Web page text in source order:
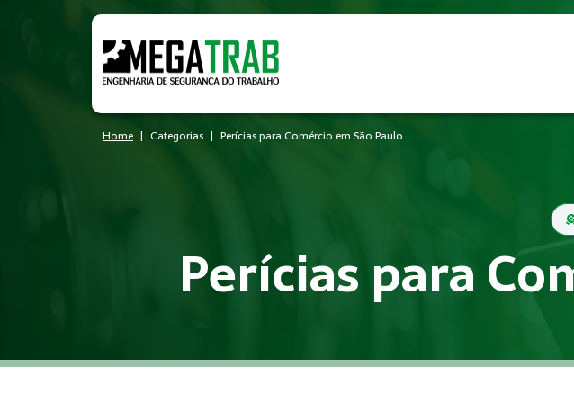
Home Categorias Perícias para Comércio em São Paulo
Perícias para
Perícias é um conjunto de medidas técnicas e administrativas previstas nas